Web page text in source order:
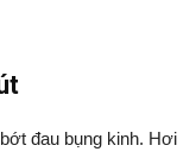
đau bụng kinh. Hơi